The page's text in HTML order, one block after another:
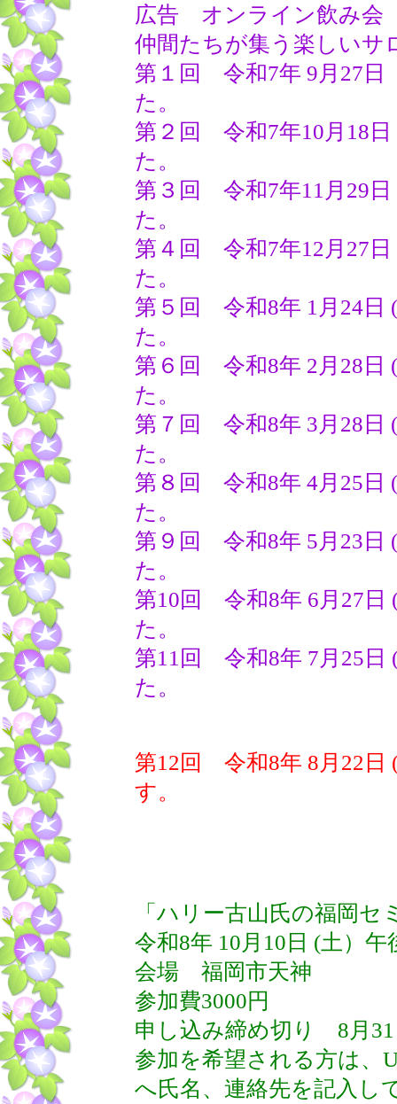
広告 オンライン飲み会
仲間たちが集う楽しいサ
第１回 令和7年 9月27日
た。
第２回 令和7年10月18日
た。
第３回 令和7年11月29日
た。
第４回 令和7年12月27日
た。
第５回 令和8年 1月24日
た。
第６回 令和8年 2月28日
た。
第７回 令和8年 3月28日
た。
第８回 令和8年 4月25日
た。
第９回 令和8年 5月23日
た。
第10回 令和8年 6月27日
た。
第11回 令和8年 7月25日
た。
第12回 令和8年 8月22日
す。
「ハリー古山氏の福岡
令和8年 10月10日 (土）
会場 福岡市天神
参加費3000円
申し込み締め切り 8月
参加を希望される方は、
へ氏名、連絡先を記入し